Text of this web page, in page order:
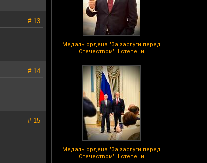
Медаль ордена "За заслуги перед
Отечеством" II степени
Медаль ордена "За заслуги перед
Отечеством" II степени
# 13
# 14
# 15